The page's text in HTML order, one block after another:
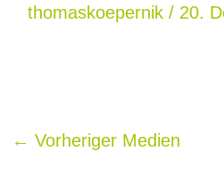
thomaskoepernik / 20.
← Vorheriger Medien